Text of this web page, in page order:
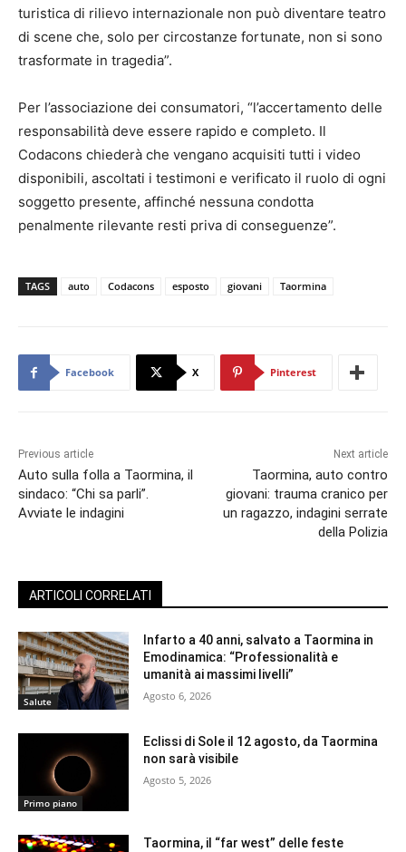
turistica di rilievo internazionale non può diventare teatro
di scene che, solo per circostanze fortunate, non si sono
trasformate in tragedia”.
Per l’associazione dei consumatori, “l’accertamento delle
responsabilità deve essere rapido e completo. Il
Codacons chiederà che vengano acquisiti tutti i video
disponibili, ascoltati i testimoni e verificato il ruolo di ogni
soggetto presente, affinché nessuna condotta
penalmente rilevante resti priva di conseguenze”.
TAGS auto Codacons esposto giovani Taormina
Facebook X Pinterest
Previous article
Auto sulla folla a Taormina, il
sindaco: “Chi sa parli”.
Avviate le indagini
Next article
Taormina, auto contro
giovani: trauma cranico per
un ragazzo, indagini serrate
della Polizia
ARTICOLI CORRELATI
Salute
Infarto a 40 anni, salvato a Taormina in
Emodinamica: “Professionalità e
umanità ai massimi livelli”
Agosto 6, 2026
Primo piano
Eclissi di Sole il 12 agosto, da Taormina
non sarà visibile
Agosto 5, 2026
Taormina, il “far west” delle feste